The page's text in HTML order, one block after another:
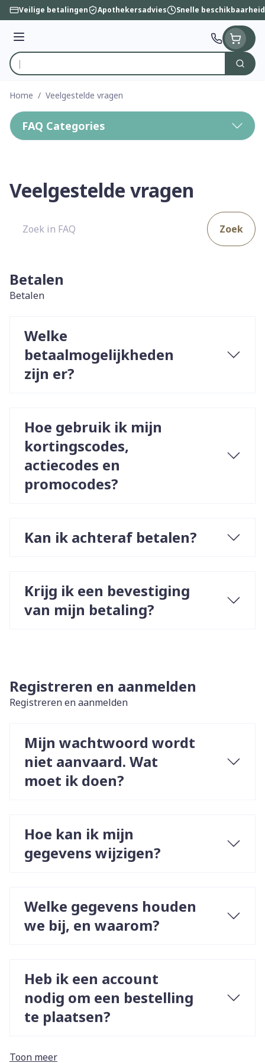
Ga naar de inhoud
Veilige betalingen Apothekersadvies Snelle beschikbaarheid
Menu
Product, merk, categorie...
Zoek
Home / Veelgestelde vragen
FAQ Categories
Veelgestelde vragen
Zoek
Zoek
Betalen
Betalen
Welke
betaalmogelijkheden
zijn er?
Hoe gebruik ik mijn
kortingscodes,
actiecodes en
promocodes?
Kan ik achteraf betalen?
Krijg ik een bevestiging
van mijn betaling?
Registreren en aanmelden
Registreren en aanmelden
Mijn wachtwoord wordt
niet aanvaard. Wat
moet ik doen?
Hoe kan ik mijn
gegevens wijzigen?
Welke gegevens houden
we bij, en waarom?
Heb ik een account
nodig om een bestelling
te plaatsen?
Toon meer